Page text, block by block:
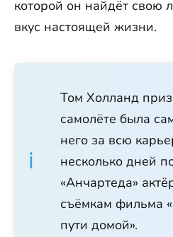
которой он найдёт свою
вкус настоящей жизни.
Том Холланд
самолёте была
него за всю
несколько дней
«Анчартеда»
съёмкам фильма
пути домой».